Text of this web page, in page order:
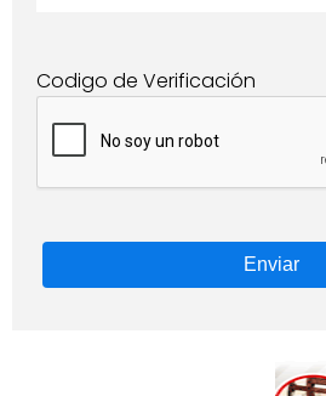
Codigo de Verificación
Enviar